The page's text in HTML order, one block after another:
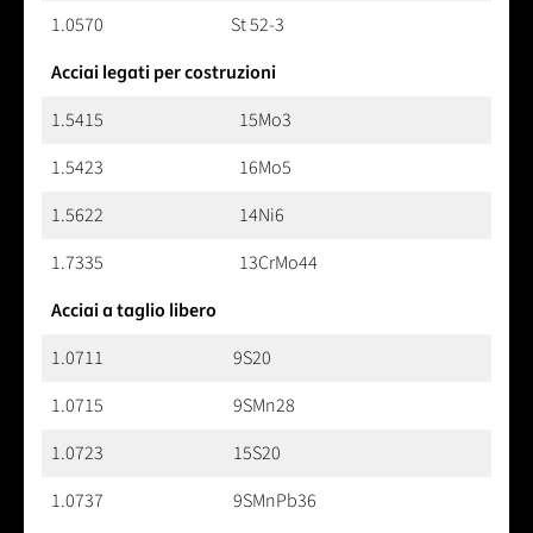
1.0570
St 52-3
Acciai legati per costruzioni
1.5415
15Mo3
1.5423
16Mo5
1.5622
14Ni6
1.7335
13CrMo44
Acciai a taglio libero
1.0711
9S20
1.0715
9SMn28
1.0723
15S20
1.0737
9SMnPb36